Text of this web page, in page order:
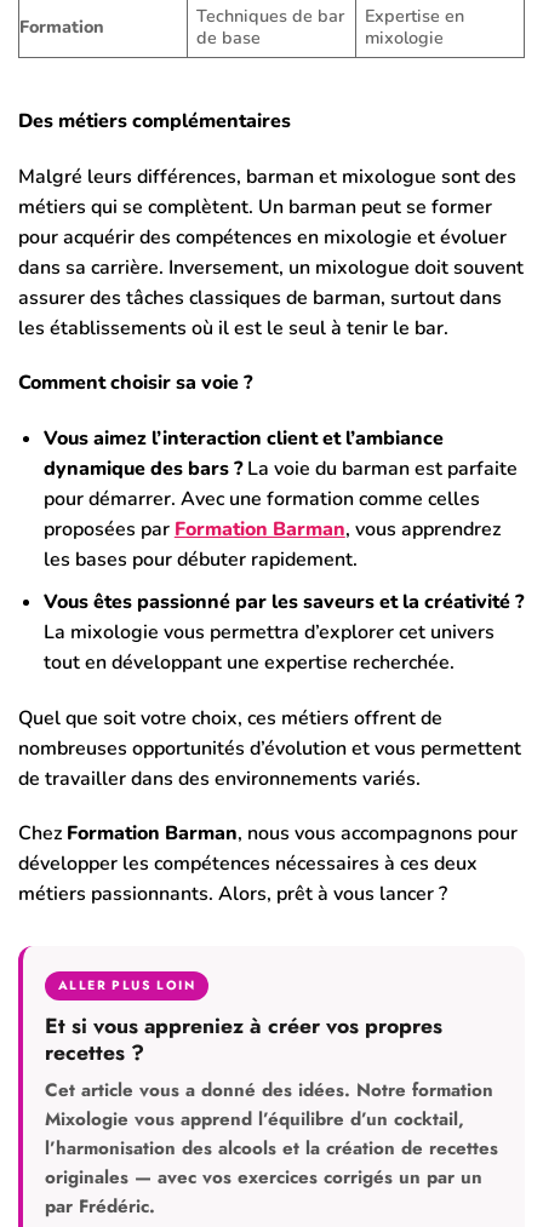
Formation
Techniques de bar
de base
Expertise en
mixologie
Des métiers complémentaires
Malgré leurs différences, barman et mixologue sont des
métiers qui se complètent. Un barman peut se former
pour acquérir des compétences en mixologie et évoluer
dans sa carrière. Inversement, un mixologue doit souvent
assurer des tâches classiques de barman, surtout dans
les établissements où il est le seul à tenir le bar.
Comment choisir sa voie ?
Vous aimez l’interaction client et l’ambiance
dynamique des bars ?La voie du barman est parfaite
pour démarrer. Avec une formation comme celles
proposées par Formation Barman, vous apprendrez
les bases pour débuter rapidement.
Vous êtes passionné par les saveurs et la créativité ?
La mixologie vous permettra d’explorer cet univers
tout en développant une expertise recherchée.
Quel que soit votre choix, ces métiers offrent de
nombreuses opportunités d’évolution et vous permettent
de travailler dans des environnements variés.
Chez Formation Barman, nous vous accompagnons pour
développer les compétences nécessaires à ces deux
métiers passionnants. Alors, prêt à vous lancer ?
ALLER PLUS LOIN
Et si vous appreniez à créer vos propres
recettes ?
Cet article vous a donné des idées. Notre formation
Mixologie vous apprend l’équilibre d’un cocktail,
l’harmonisation des alcools et la création de recettes
originales — avec vos exercices corrigés un par un
par Frédéric.